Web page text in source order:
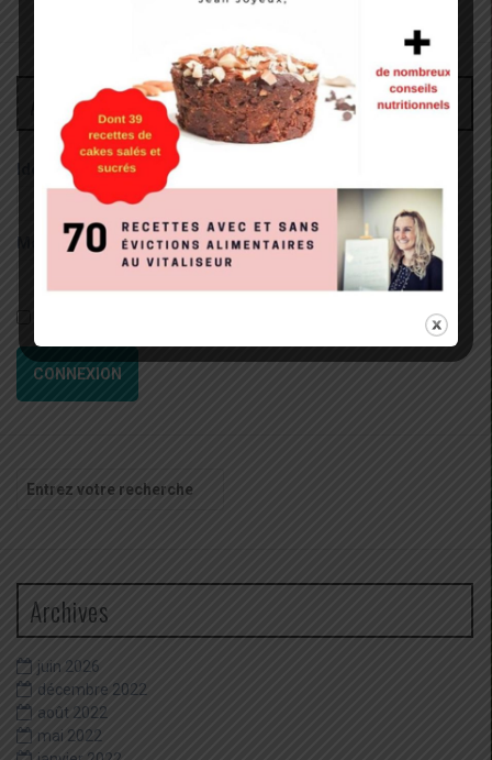
Administrateur
Identifiant:
Mot de passe:
CONNEXION
pour
Archives
juin 2026
décembre 2022
août 2022
mai 2022